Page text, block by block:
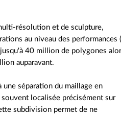
résolution et de sculpture,
au niveau des performances
40 million de polygones
auparavant.
une séparation du maillage en
localisée précisément sur
subdivision permet de ne